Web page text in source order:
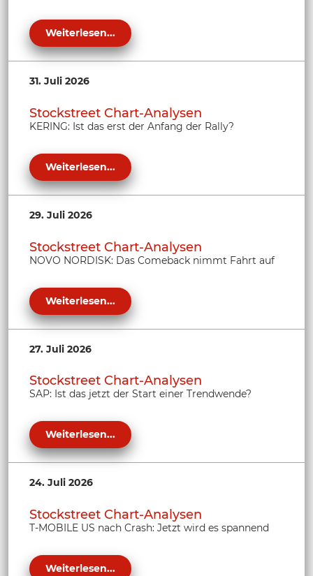
Weiterlesen...
31. Juli 2026
Stockstreet Chart-Analysen
KERING: Ist das erst der Anfang der Rally?
Weiterlesen...
29. Juli 2026
Stockstreet Chart-Analysen
NOVO NORDISK: Das Comeback nimmt Fahrt auf
Weiterlesen...
27. Juli 2026
Stockstreet Chart-Analysen
SAP: Ist das jetzt der Start einer Trendwende?
Weiterlesen...
24. Juli 2026
Stockstreet Chart-Analysen
T-MOBILE US nach Crash: Jetzt wird es spannend
Weiterlesen...